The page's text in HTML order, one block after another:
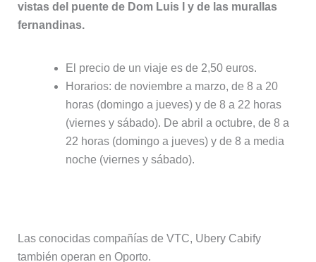
vistas del puente de Dom Luis I y de las murallas
fernandinas.
El precio de un viaje es de 2,50 euros.
Horarios: de noviembre a marzo, de 8 a 20
horas (domingo a jueves) y de 8 a 22 horas
(viernes y sábado). De abril a octubre, de 8 a
22 horas (domingo a jueves) y de 8 a media
noche (viernes y sábado).
Las conocidas compañías de VTC, Ubery Cabify
también operan en Oporto.